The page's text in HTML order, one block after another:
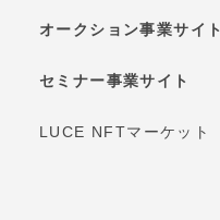
オークション事業サイト
セミナー事業サイト
LUCE NFTマーケット